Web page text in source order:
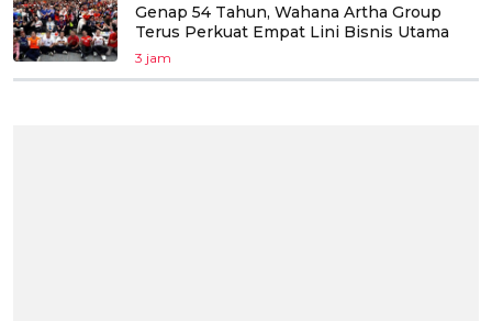
Genap 54 Tahun, Wahana Artha Group
Terus Perkuat Empat Lini Bisnis Utama
3 jam